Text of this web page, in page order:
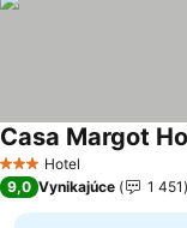
3 Počet hviezdičiek
Hotel
Casa Margot
9,0 Vynikajúce 1 451